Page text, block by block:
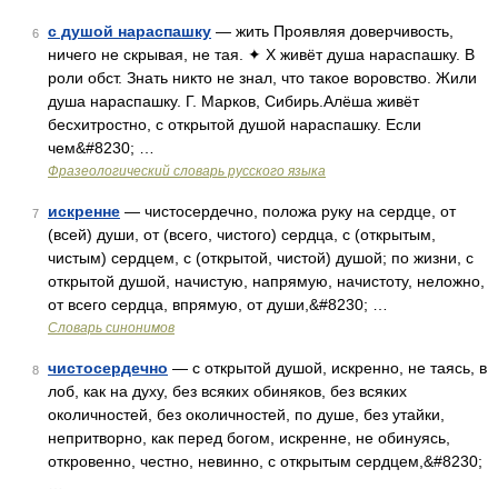
6 с душой нараспашку — жить Проявляя доверчивость,
ничего не скрывая, не тая. ✦ Х живёт душа нараспашку. В
роли обст. Знать никто не знал, что такое воровство. Жили
душа нараспашку. Г. Марков, Сибирь.Алёша живёт
бесхитростно, с открытой душой нараспашку. Если
чем&#8230; …
Фразеологический словарь русского языка
7 искренне — чистосердечно, положа руку на сердце, от
(всей) души, от (всего, чистого) сердца, с (открытым,
чистым) сердцем, с (открытой, чистой) душой; по жизни, с
открытой душой, начистую, напрямую, начистоту, неложно,
от всего сердца, впрямую, от души,&#8230; …
Словарь синонимов
8 чистосердечно — с открытой душой, искренно, не таясь, в
лоб, как на духу, без всяких обиняков, без всяких
околичностей, без околичностей, по душе, без утайки,
непритворно, как перед богом, искренне, не обинуясь,
откровенно, честно, невинно, с открытым сердцем,&#8230;